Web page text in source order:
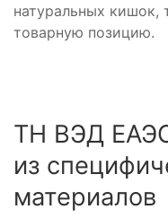
натуральных кишок,
товарную позицию.
ТН ВЭД
из
материалов